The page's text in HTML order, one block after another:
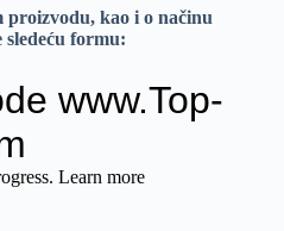
proizvodu, kao i o načinu
formu: